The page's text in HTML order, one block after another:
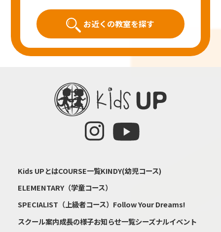
お近くの教室を探す
Kids UPとはCOURSE一覧KINDY(幼児コース)
ELEMENTARY（学童コース）
SPECIALIST（上級者コース） Follow Your Dreams!
スクール案内成長の様子お知らせ一覧シーズナルイベント